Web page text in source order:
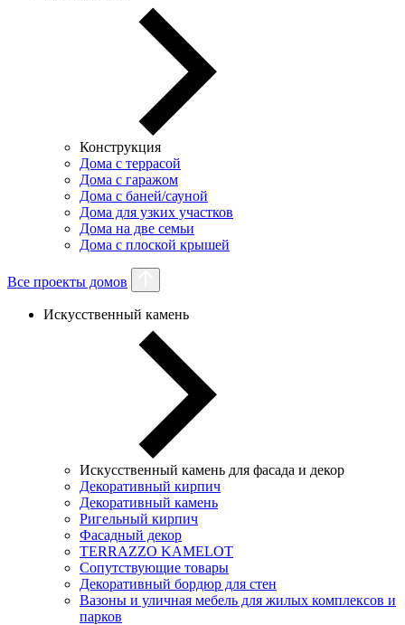
Конструкция
Дома с террасой
Дома с гаражом
Дома с баней/сауной
Дома для узких участков
Дома на две семьи
Дома с плоской крышей
Все проекты домов
Искусственный камень
Искусственный камень для фасада и декор
Декоративный кирпич
Декоративный камень
Ригельный кирпич
Фасадный декор
TERRAZZO KAMELOT
Сопутствующие товары
Декоративный бордюр для стен
Вазоны и уличная мебель для жилых комплексов и
парков